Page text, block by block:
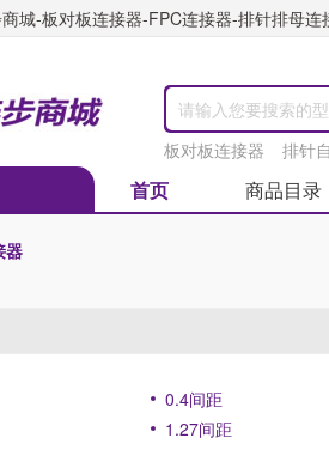
城-板对板连接器-FPC连接器-排针排母
板对板连接器 排针
首页 商品目录
器
0.4间距
1.27间距